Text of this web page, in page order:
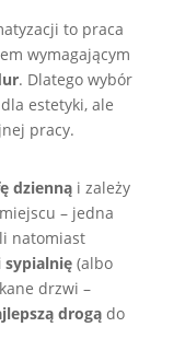
to praca
wymagającym
. Dlatego wybór
estetyki, ale
pracy.
dziennąi zależy
– jedna
natomiast
sypialnię(albo
drzwi –
drogądo